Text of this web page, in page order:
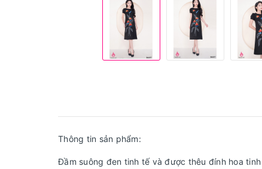
Thông tin sản phẩm:
Đầm suông đen tinh tế và được thêu đính hoa